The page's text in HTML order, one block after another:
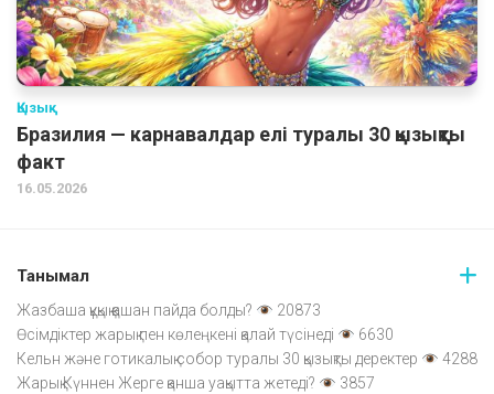
Қызық
Бразилия — карнавалдар елі туралы 30 қызықты
факт
16.05.2026
Танымал
Жазбаша құқық қашан пайда болды?
20873
Өсімдіктер жарық пен көлеңкені қалай түсінеді
6630
Кельн және готикалық собор туралы 30 қызықты деректер
4288
Жарық Күннен Жерге қанша уақытта жетеді?
3857